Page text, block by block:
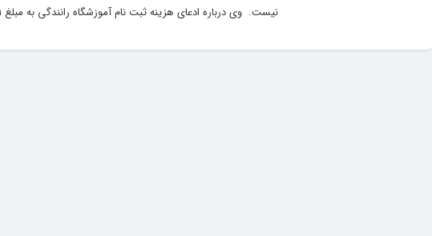
نیست. ‌ وی درباره ادعای هزینه ثبت نام آموزشگاه رانندگی به مبلغ ۱۱ میلیون تومان، ادامه داد: این هزینه اصلا صحت ندارد....